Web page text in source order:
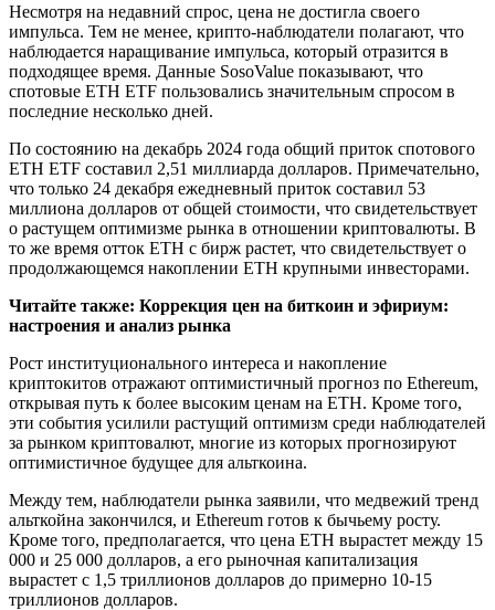
Несмотря на недавний спрос, цена не достигла своего
импульса. Тем не менее, крипто-наблюдатели полагают, что
наблюдается наращивание импульса, который отразится в
подходящее время. Данные SosoValue показывают, что
спотовые ETH ETF пользовались значительным спросом в
последние несколько дней.
По состоянию на декабрь 2024 года общий приток спотового
ETH ETF составил 2,51 миллиарда долларов. Примечательно,
что только 24 декабря ежедневный приток составил 53
миллиона долларов от общей стоимости, что свидетельствует
о растущем оптимизме рынка в отношении криптовалюты. В
то же время отток ETH с бирж растет, что свидетельствует о
продолжающемся накоплении ETH крупными инвесторами.
Читайте также: Коррекция цен на биткоин и эфириум:
настроения и анализ рынка
Рост институционального интереса и накопление
криптокитов отражают оптимистичный прогноз по Ethereum,
открывая путь к более высоким ценам на ETH. Кроме того,
эти события усилили растущий оптимизм среди наблюдателей
за рынком криптовалют, многие из которых прогнозируют
оптимистичное будущее для альткоина.
Между тем, наблюдатели рынка заявили, что медвежий тренд
альткойна закончился, и Ethereum готов к бычьему росту.
Кроме того, предполагается, что цена ETH вырастет между 15
000 и 25 000 долларов, а его рыночная капитализация
вырастет с 1,5 триллионов долларов до примерно 10-15
триллионов долларов.